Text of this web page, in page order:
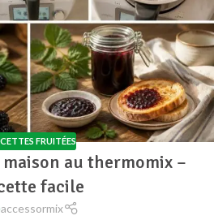
FRUITÉES
maison au thermomix –
facile
accessormix